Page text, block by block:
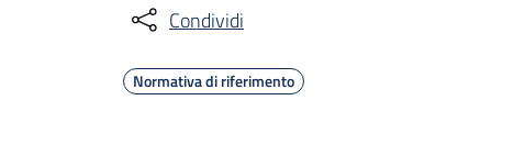
Condividi
Normativa di riferimento